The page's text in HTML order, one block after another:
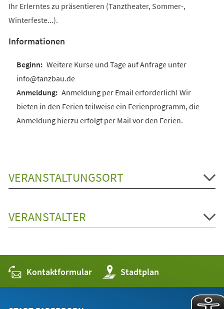
Ihr Erlerntes zu präsentieren (Tanztheater, Sommer-,
Winterfeste...).
Informationen
Weitere Kurse und Tage auf Anfrage unter
info@tanzbau.de
Anmeldung per Email erforderlich! Wir
bieten in den Ferien teilweise ein Ferienprogramm, die
Anmeldung hierzu erfolgt per Mail vor den Ferien.
VERANSTALTUNGSORT
VERANSTALTER
Kontaktformular Stadtplan
(Öffnet
in
einem